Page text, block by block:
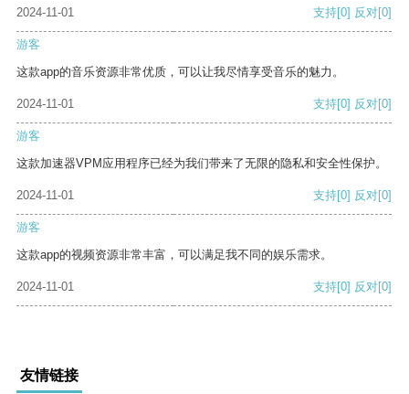
2024-11-01
支持[0] 反对[0]
游客
这款app的音乐资源非常优质，可以让我尽情享受音乐的魅力。
2024-11-01 支持[0] 反对[0]
游客
这款加速器VPM应用程序已经为我们带来了无限的隐私和安全性保护。
2024-11-01 支持[0] 反对[0]
游客
这款app的视频资源非常丰富，可以满足我不同的娱乐需求。
2024-11-01 支持[0] 反对[0]
友情链接